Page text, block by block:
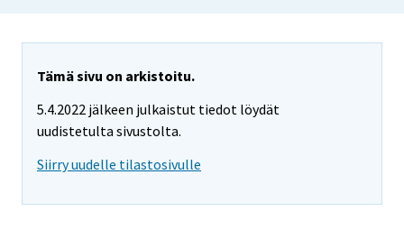
Tämä sivu on arkistoitu.
5.4.2022 jälkeen julkaistut tiedot löydät
uudistetulta sivustolta.
Siirry uudelle tilastosivulle